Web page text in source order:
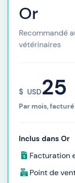
Or
Recommandé
vétérinaires
$ USD25
Par mois,
Inclus dans Or
Facturation
Point de